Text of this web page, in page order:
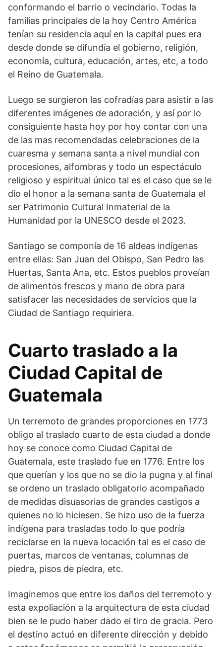
conformando el barrio o vecindario. Todas la
familias principales de la hoy Centro América
tenían su residencia aquí en la capital pues era
desde donde se difundía el gobierno, religión,
economía, cultura, educación, artes, etc, a todo
el Reino de Guatemala.
Luego se surgieron las cofradías para asistir a las
diferentes imágenes de adoración, y así por lo
consiguiente hasta hoy por hoy contar con una
de las mas recomendadas celebraciones de la
cuaresma y semana santa a nivel mundial con
procesiones, alfombras y todo un espectáculo
religioso y espiritual único tal es el caso que se le
dio el honor a la semana santa de Guatemala el
ser Patrimonio Cultural Inmaterial de la
Humanidad por la UNESCO desde el 2023.
Santiago se componía de 16 aldeas indígenas
entre ellas: San Juan del Obispo, San Pedro las
Huertas, Santa Ana, etc. Estos pueblos proveían
de alimentos frescos y mano de obra para
satisfacer las necesidades de servicios que la
Ciudad de Santiago requiriera.
Cuarto traslado a la
Ciudad Capital de
Guatemala
Un terremoto de grandes proporciones en 1773
obligo al traslado cuarto de esta ciudad a donde
hoy se conoce como Ciudad Capital de
Guatemala, este traslado fue en 1776. Entre los
que querían y los que no se dio la pugna y al final
se ordeno un traslado obligatorio acompañado
de medidas disuasorias de grandes castigos a
quienes no lo hiciesen. Se hizo uso de la fuerza
indígena para trasladas todo lo que podría
reciclarse en la nueva locación tal es el caso de
puertas, marcos de ventanas, columnas de
piedra, pisos de piedra, etc.
Imaginemos que entre los daños del terremoto y
esta expoliación a la arquitectura de esta ciudad
bien se le pudo haber dado el tiro de gracia. Pero
el destino actuó en diferente dirección y debido